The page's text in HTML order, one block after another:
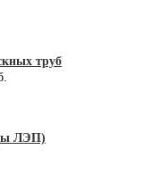
труб
ЛЭП)